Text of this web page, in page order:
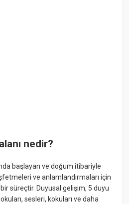
nedir?
başlayan ve doğum itibariyle
ve anlamlandırmaları için
süreçtir. Duyusal gelişim, 5 duyu
sesleri, kokuları ve daha